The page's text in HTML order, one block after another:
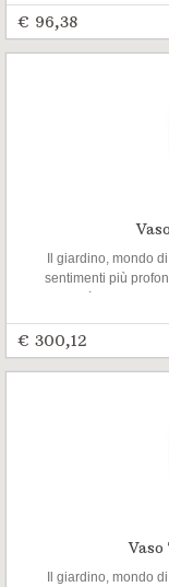
€ 96,38
Il giardino, mondo
sentimenti più
possibilità di
€ 300,12
Vaso
Il giardino, mondo